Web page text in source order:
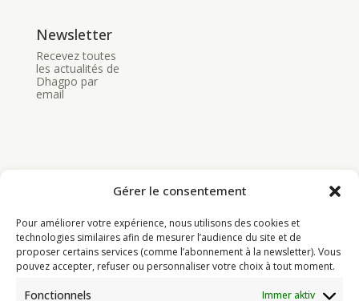
Gérer le consentement
Pour améliorer votre expérience, nous utilisons des cookies et
technologies similaires afin de mesurer l’audience du site et de
proposer certains services (comme l’abonnement à la newsletter). Vous
pouvez accepter, refuser ou personnaliser votre choix à tout moment.
Fonctionnels Immer aktiv
Newsletter
Recevez toutes
les actualités de
Dhagpo par
email
Programme
Actualités